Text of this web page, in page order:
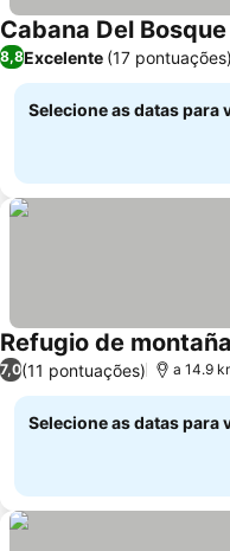
Cabana Del
8,8Excelente (17 pontuações)
Selecione as datas para
Refugio de
7,0(11 pontuações) a 14.9
Selecione as datas para